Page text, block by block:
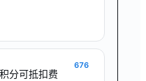
分可抵扣费
676